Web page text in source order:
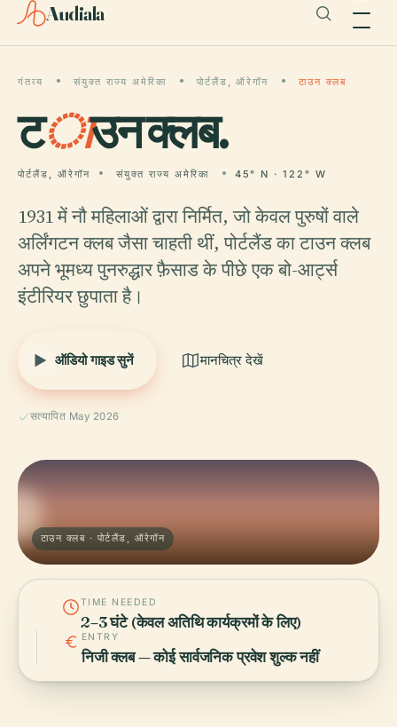
Audiala
गंतव्य संयुक्त राज्य अमेरिका पोर्टलैंड, ऑरेगॉन टाउन क्लब
टाउन क्लब.
पोर्टलैंड, ऑरेगॉन संयुक्त राज्य अमेरिका 45° N · 122° W
1931 में नौ महिलाओं द्वारा निर्मित, जो केवल पुरुषों वाले
अर्लिंगटन क्लब जैसा चाहती थीं, पोर्टलैंड का टाउन क्लब
अपने भूमध्य पुनरुद्धार फ़ैसाड के पीछे एक बो-आर्ट्स
इंटीरियर छुपाता है।
ऑडियो गाइड सुनें मानचित्र देखें
सत्यापित May 2026
टाउन क्लब · पोर्टलैंड, ऑरेगॉन
TIME NEEDED
2–3 घंटे (केवल अतिथि कार्यक्रमों के लिए)
ENTRY
निजी क्लब — कोई सार्वजनिक प्रवेश शुल्क नहीं